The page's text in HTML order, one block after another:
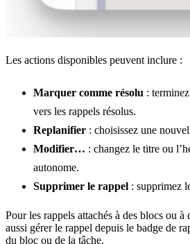
Les actions disponibles peuvent inclure :
Marquer comme résolu :
vers les rappels résolus.
Replanifier : choisissez une
Modifier… : changez le titre ou
autonome.
Supprimer le rappel : supprimez
Pour les rappels attachés à des blocs ou à
aussi gérer le rappel depuis le badge de
du bloc ou de la tâche.